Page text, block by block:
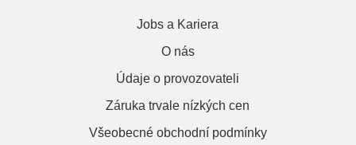
Jobs a Kariera
O nás
Údaje o provozovateli
Záruka trvale nízkých cen
Všeobecné obchodní podmínky